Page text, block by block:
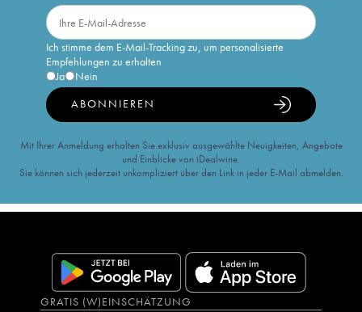
Ich stimme dem E-Mail-Tracking zu, um personalisierte
Empfehlungen zu erhalten
Ja
Nein
ABONNIEREN
Mit Ihrer Anmeldung erhalten Sie exklusiv ausgewählte Neuigkeiten, Angebote
und Einblicke von iDealwine.
Sie können sich jederzeit unkompliziert über den Link in jeder E-Mail abmelden.
GRATIS (W)EINSCHÄTZUNG